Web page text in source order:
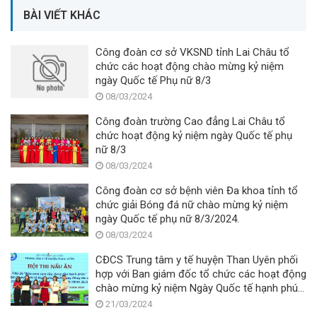
BÀI VIẾT KHÁC
Công đoàn cơ sở VKSND tỉnh Lai Châu tổ
chức các hoạt động chào mừng kỷ niệm
ngày Quốc tế Phụ nữ 8/3
08/03/2024
Công đoàn trường Cao đẳng Lai Châu tổ
chức hoạt động kỷ niệm ngày Quốc tế phụ
nữ 8/3
08/03/2024
Công đoàn cơ sở bệnh viên Đa khoa tỉnh tổ
chức giải Bóng đá nữ chào mừng kỷ niệm
ngày Quốc tế phụ nữ 8/3/2024.
08/03/2024
CĐCS Trung tâm y tế huyện Than Uyên phối
hợp với Ban giám đốc tổ chức các hoạt động
chào mừng kỷ niệm Ngày Quốc tế hạnh phúc
20/3, Ngày Công tác xã hội Việt Nam 25/3 và
21/03/2024